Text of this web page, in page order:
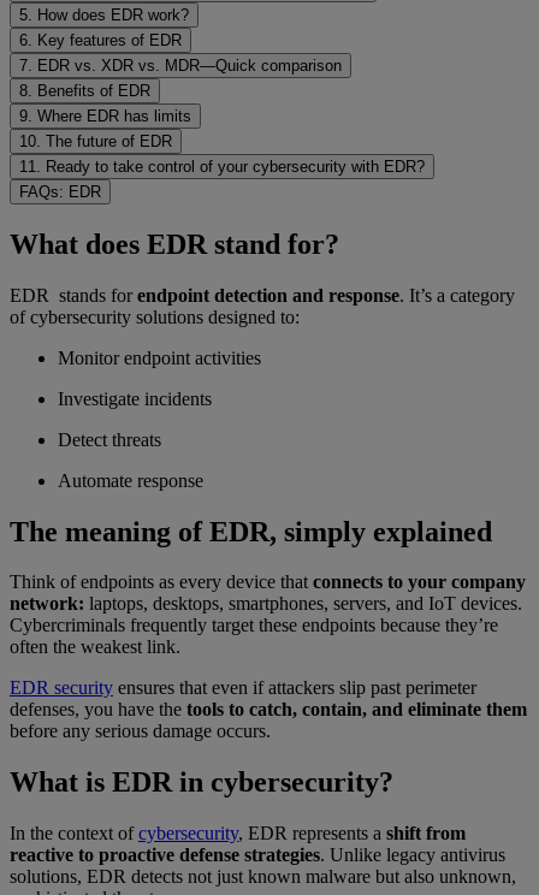
5. How does EDR work?
6. Key features of EDR
7. EDR vs. XDR vs. MDR—Quick comparison
8. Benefits of EDR
9. Where EDR has limits
10. The future of EDR
11. Ready to take control of your cybersecurity with EDR?
FAQs: EDR
What does EDR stand for?
EDR stands forendpoint detection and response. It’s a category
of cybersecurity solutions designed to:
Monitor endpoint activities
Investigate incidents
Detect threats
Automate response
The meaning of EDR, simply explained
Think of endpoints as every device thatconnects to your company
network: laptops, desktops, smartphones, servers, and IoT devices.
Cybercriminals frequently target these endpoints because they’re
often the weakest link.
EDR security ensures that even if attackers slip past perimeter
defenses, you have the tools to catch, contain, and eliminate them
before any serious damage occurs.
What is EDR in cybersecurity?
In the context ofcybersecurity, EDR represents a shift from
reactive to proactive defense strategies. Unlike legacy antivirus
solutions, EDR detects not just known malware but also unknown,